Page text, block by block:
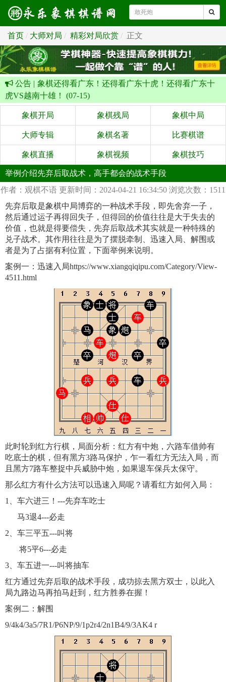
首页 大师对局 精彩对局欣赏 正文
公告 | 象棋还得看广东！还得看广东十虎！还得看广东十
虎VS越南十雄！ (07-15)
象棋开局 象棋残局 象棋中局
大师专辑 象棋名著 比赛棋谱
象棋直播 象棋视频 象棋技巧
举例介绍先弃后取战术，高手都会的战术手段
作者：观棋不语 更新时间：2024-04-21 16:34:50 浏览次数：1511
先弃后取是象棋中局博弈的一种战术手段，即先舍弃一子，
然后通过运子再得回失子，但得回的价值往往是大于失去的
价值，也就是得要偿失，先弃后取战术其实就是一种特殊的
兑子战术。其作用往往是为了摆脱牵制、迅速入局、解围或
者是为了占据有利位置，下面举例来说明。
案例一：迅速入局https://www.xiangqiqipu.com/Category/View-
4511.html
此时轮到红方行棋，局面分析：红方有中炮，六路车借帅有
吃底士的棋，但有黑方3路马保护，乍一看红方无法入局，而
且黑方7路车整捉中兵威胁中炮，如果退车保兵太保守。
那么红方有什么方法可以迅速入局呢？请看红方如何入局：
1、车六进三！---先弃车吃士
马3退4---必走
2、车三平五---叫将
将5平6---必走
3、车五进一---叫将抽车
红方通过先弃后取的战术手段，成功掠去黑方双士，以此入
局九路边马再拍马赶到，红方胜券在握！
案例二：解围
9/4k4/3a5/7R1/P6NP/9/1p2r4/2n1B4/9/3AK4 r